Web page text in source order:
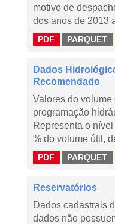
motivo de
dos anos de 2013
PDF PARQUET
Dados
Recomendado
Valores do
programação
Representa o
% do volume útil,
PDF PARQUET
Reservatórios
Dados cadastrais
dados não